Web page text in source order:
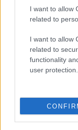
I want to allow
related to
I want to allow
related to
functionality
user protection.